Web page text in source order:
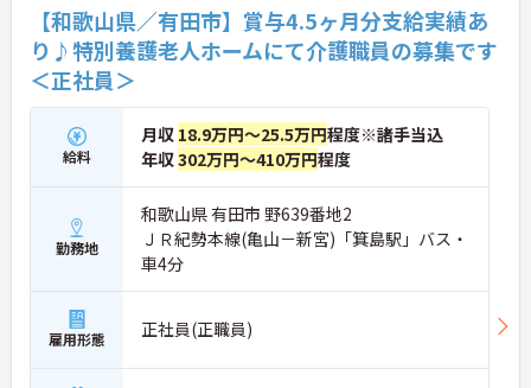
【和歌山県／有田市】賞与4.5ヶ月分支給実績あ
り♪特別養護老人ホームにて介護職員の募集です
＜正社員＞
給料
月収 18.9万円～25.5万円程度※諸手当込
年収302万円～410万円程度
勤務地
和歌山県 有田市 野639番地2
ＪＲ紀勢本線(亀山－新宮)「箕島駅」バス・
車4分
雇用形態 正社員(正職員)